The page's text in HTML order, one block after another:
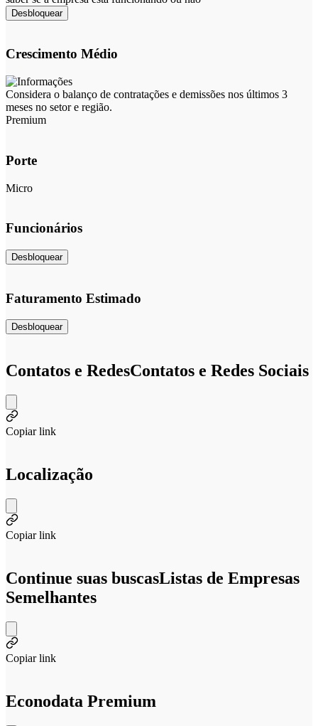
Desbloquear
Crescimento Médio
Considera o balanço de contratações e demissões nos últimos 3
meses no setor e região.
Premium
Porte
Micro
Funcionários
Desbloquear
Faturamento Estimado
Desbloquear
Contatos e RedesContatos e Redes Sociais
Copiar link
Localização
Copiar link
Continue suas buscasListas de Empresas
Semelhantes
Copiar link
Econodata Premium